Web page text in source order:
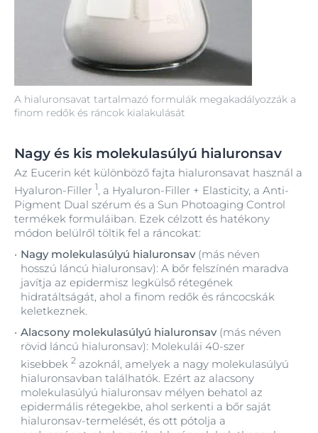
A hialuronsavat tartalmazó formulák megakadályozzák a
finom redők és ráncok kialakulását
Nagy és kis molekulasúlyú hialuronsav
Az Eucerin két különböző fajta hialuronsavat használ a
Hyaluron-Filler 1, a Hyaluron-Filler + Elasticity, a Anti-
Pigment Dual szérum és a Sun Photoaging Control
termékek formuláiban. Ezek célzott és hatékony
módon belülről töltik fel a ráncokat:
Nagy molekulasúlyú hialuronsav(más néven
hosszú láncú hialuronsav): A bőr felszínén maradva
javítja az epidermisz legkülső rétegének
hidratáltságát, ahol a finom redők és ráncocskák
keletkeznek.
Alacsony molekulasúlyú hialuronsav(más néven
rövid láncú hialuronsav): Molekulái 40-szer
kisebbek 2 azoknál, amelyek a nagy molekulasúlyú
hialuronsavban találhatók. Ezért az alacsony
molekulasúlyú hialuronsav mélyen behatol az
epidermális rétegekbe, ahol serkenti a bőr saját
hialuronsav-termelését, és ott pótolja a